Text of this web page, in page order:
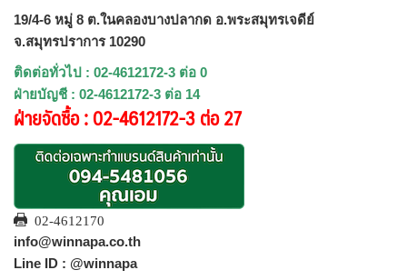
19/4-6 หมู่ 8 ต.ในคลองบางปลากด อ.พระสมุทรเจดีย์
จ.สมุทรปราการ 10290
ติดต่อทั่วไป : 02-4612172-3 ต่อ 0
ฝ่ายบัญชี : 02-4612172-3 ต่อ 14
ฝ่ายจัดซื้อ : 02-4612172-3 ต่อ 27
02-4612170
info@winnapa.co.th
Line ID : @winnapa